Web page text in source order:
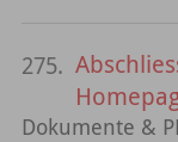
275.
Dokumente &